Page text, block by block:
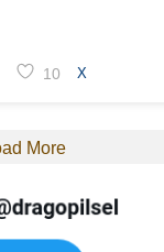
10 X
More